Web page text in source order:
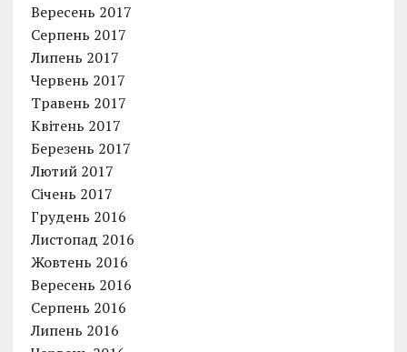
Вересень 2017
Серпень 2017
Липень 2017
Червень 2017
Травень 2017
Квітень 2017
Березень 2017
Лютий 2017
Січень 2017
Грудень 2016
Листопад 2016
Жовтень 2016
Вересень 2016
Серпень 2016
Липень 2016